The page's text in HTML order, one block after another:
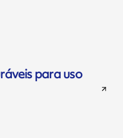
​​para uso